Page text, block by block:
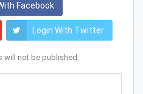
Facebook
Login With Twitter
will not be published.